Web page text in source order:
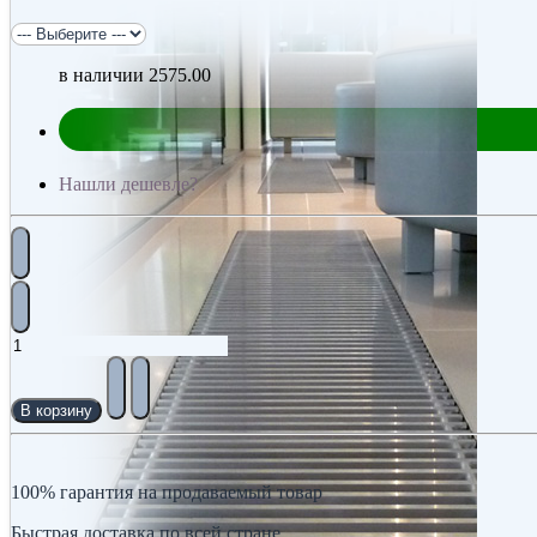
в наличии 2575.00
Нашли дешевле?
В корзину
100% гарантия на продаваемый товар
Быстрая доставка по всей стране